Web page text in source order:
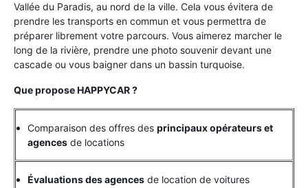
Vallée du Paradis, au nord de la ville. Cela vous évitera de
prendre les transports en commun et vous permettra de
préparer librement votre parcours. Vous aimerez marcher le
long de la rivière, prendre une photo souvenir devant une
cascade ou vous baigner dans un bassin turquoise.
Que propose HAPPYCAR ?
Comparaison des offres des principaux opérateurs et
agences de locations
Évaluations des agences de location de voitures